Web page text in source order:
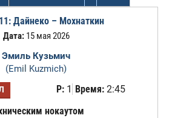
Дайнеко – Мохнаткин
Дата:15 мая 2026
Эмиль Кузьмич
(Emil Kuzmich)
Р:1 Время:2:45
нокаутом